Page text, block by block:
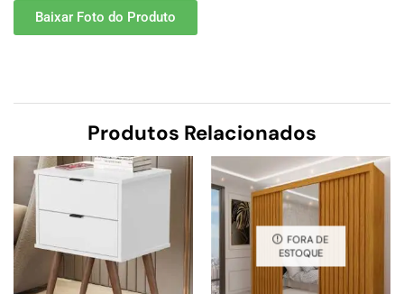
Baixar Foto do Produto
Produtos Relacionados
FORA DE
ESTOQUE